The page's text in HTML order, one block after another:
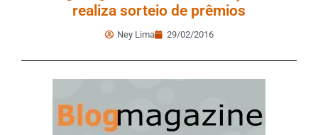
realiza sorteio de prêmios
Ney Lima 29/02/2016